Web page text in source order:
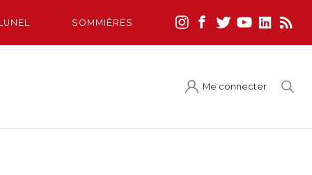
SOMMIÈRES
Me connecter